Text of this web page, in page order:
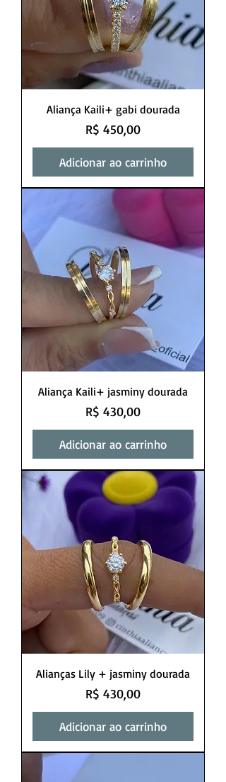
Aliança Kaili+ gabi dourada
Preço
R$ 450,00
Adicionar ao carrinho
Aliança Kaili+ jasminy dourada
Preço
R$ 430,00
Adicionar ao carrinho
Alianças Lily + jasminy dourada
Preço
R$ 430,00
Adicionar ao carrinho